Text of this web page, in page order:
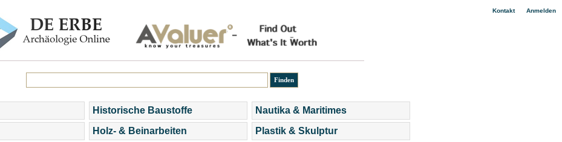
Kontakt| Anmelden
Historische Baustoffe
Holz- & Beinarbeiten
Nautika & Maritimes
Plastik & Skulptur